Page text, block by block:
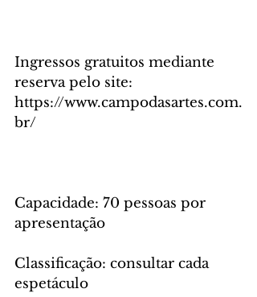
Ingressos gratuitos mediante
reserva pelo site:
https://www.campodasartes.com.
br/
Capacidade: 70 pessoas por
apresentação
Classificação: consultar cada
espetáculo